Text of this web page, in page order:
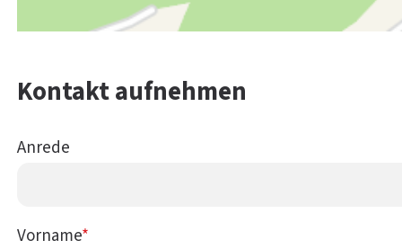
Kontakt aufnehmen
Anrede
Vorname*